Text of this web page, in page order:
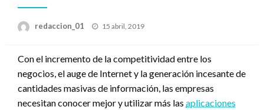
redaccion_01
Publicado
15 abril, 2019
Con el incremento de la competitividad entre los
negocios, el auge de Internet y la generación incesante de
cantidades masivas de información, las empresas
necesitan conocer mejor y utilizar más las aplicaciones